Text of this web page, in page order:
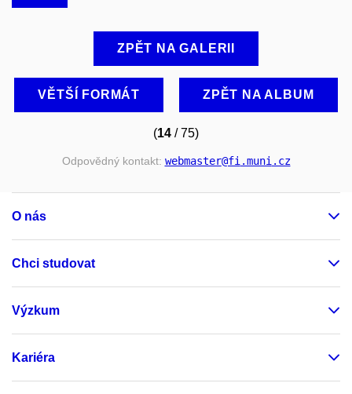
ZPĚT NA GALERII
VĚTŠÍ FORMÁT ZPĚT NA ALBUM
(14 / 75)
Odpovědný kontakt: webmaster@fi.muni.cz
O nás
Chci studovat
Výzkum
Kariéra